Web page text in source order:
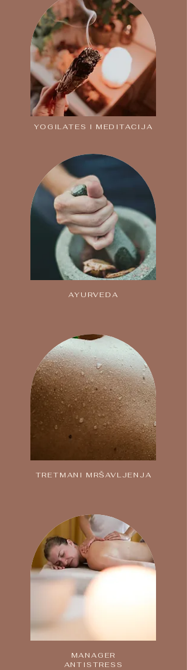
YOGILATES I MEDITACIJA
AYURVEDA
TRETMANI MRŠAVLJENJA
MANAGER
ANTISTRESS